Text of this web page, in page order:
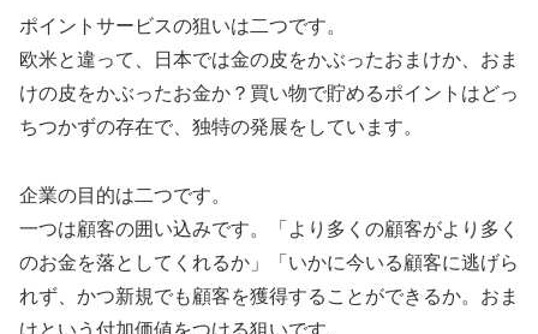
ポイントサービスの狙いは二つです。
欧米と違って、日本では金の皮をかぶったおまけか、おま
けの皮をかぶったお金か？買い物で貯めるポイントはどっ
ちつかずの存在で、独特の発展をしています。
企業の目的は二つです。
一つは顧客の囲い込みです。「より多くの顧客がより多く
のお金を落としてくれるか」「いかに今いる顧客に逃げら
れず、かつ新規でも顧客を獲得することができるか。おま